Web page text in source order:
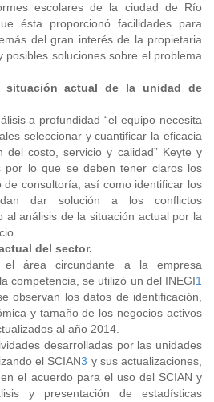
escolares de la ciudad de Río
ésta proporcionó facilidades para
del gran interés de la propietaria
posibles soluciones sobre el problema
actual de la unidad de
a profundidad “el equipo necesita
seleccionar y cuantificar la eficacia
del costo, servicio y calidad” Keyte y
por lo que se deben tener claros los
de consultoría, así como identificar los
dar solución a los conflictos
al análisis de la situación actual por la
del sector.
área circundante a la empresa
competencia, se utilizó un del INEGI1
observan los datos de identificación,
y tamaño de los negocios activos
al año 2014.
desarrolladas por las unidades
el SCIAN3 y sus actualizaciones,
el acuerdo para el uso del SCIAN y
y presentación de estadísticas